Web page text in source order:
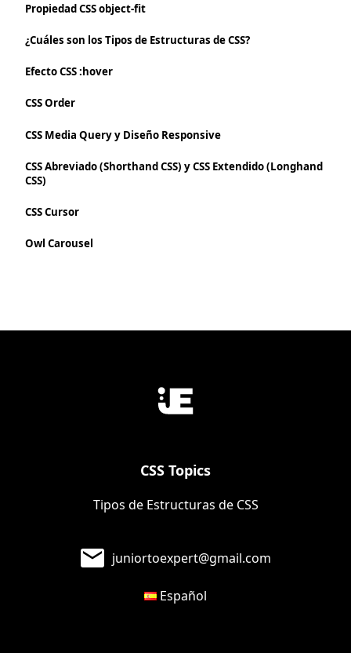
Propiedad CSS object-fit
¿Cuáles son los Tipos de Estructuras de CSS?
Efecto CSS :hover
CSS Order
CSS Media Query y Diseño Responsive
CSS Abreviado (Shorthand CSS) y CSS Extendido (Longhand
CSS)
CSS Cursor
Owl Carousel
CSS Topics
Tipos de Estructuras de CSS
juniortoexpert@gmail.com
Español